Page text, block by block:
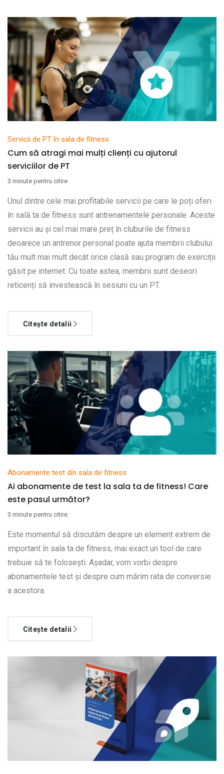
Servicii de PT în sala de fitness
Cum să atragi mai mulți clienți cu ajutorul
serviciilor de PT
3 minute pentru citire
Unul dintre cele mai profitabile servicii pe care le poți oferi
în sală ta de fitness sunt antrenamentele personale. Aceste
servicii au și cel mai mare preț în cluburile de fitness
deoarece un antrenor personal poate ajuta membrii clubului
tău mult mai mult decât orice clasă sau program de exerciții
găsit pe internet. Cu toate astea, membrii sunt deseori
reticenți să investească în sesiuni cu un PT.
Citește detalii
Abonamente test din sala de fitness
Ai abonamente de test la sala ta de fitness! Care
este pasul următor?
3 minute pentru citire
Este momentul să discutăm despre un element extrem de
important în sala ta de fitness, mai exact un tool de care
trebuie să te folosești. Așadar, vom vorbi despre
abonamentele test și despre cum mărim rata de conversie
a acestora.
Citește detalii